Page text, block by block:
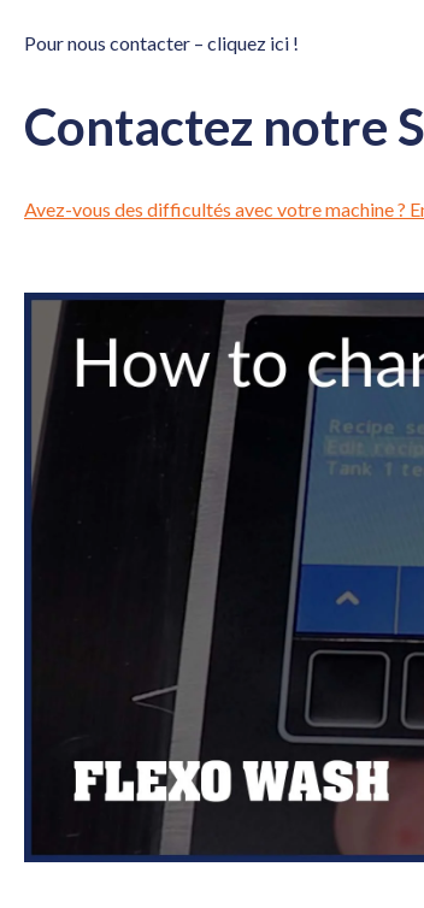
Pour nous contacter – cliquez ici !
Contactez notre
Avez-vous des difficultés avec votre machine ?